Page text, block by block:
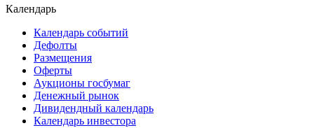
Календарь
Календарь событий
Дефолты
Размещения
Оферты
Аукционы госбумаг
Денежный рынок
Дивидендный календарь
Календарь инвестора